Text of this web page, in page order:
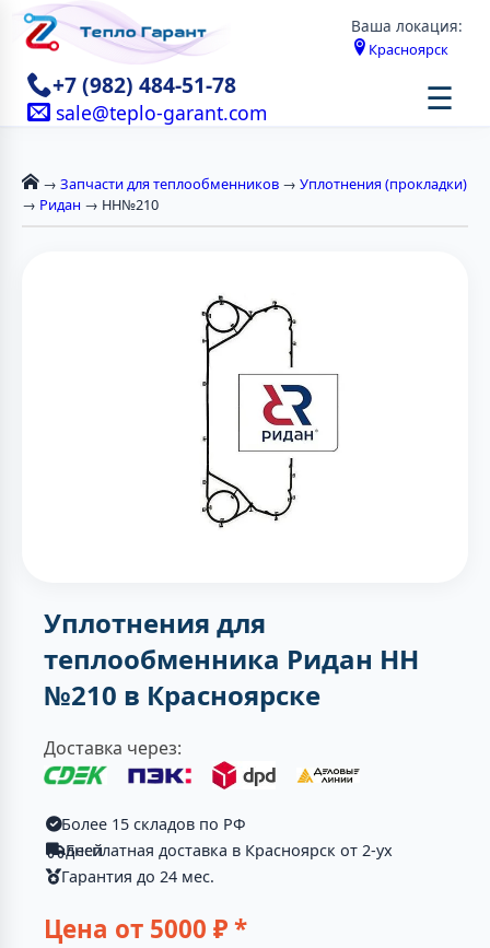
Ваша локация:
Красноярск
+7 (982) 484-51-78
sale@teplo-garant.com ☰
→ Запчасти для теплообменников → Уплотнения (прокладки)
→ Ридан → НН№210
Уплотнения для
теплообменника Ридан НН
№210 в Красноярске
Доставка через:
Более 15 складов по РФ
Бесплатная доставка в Красноярск от 2-ух дней
Гарантия до 24 мес.
Цена от 5000 ₽ *